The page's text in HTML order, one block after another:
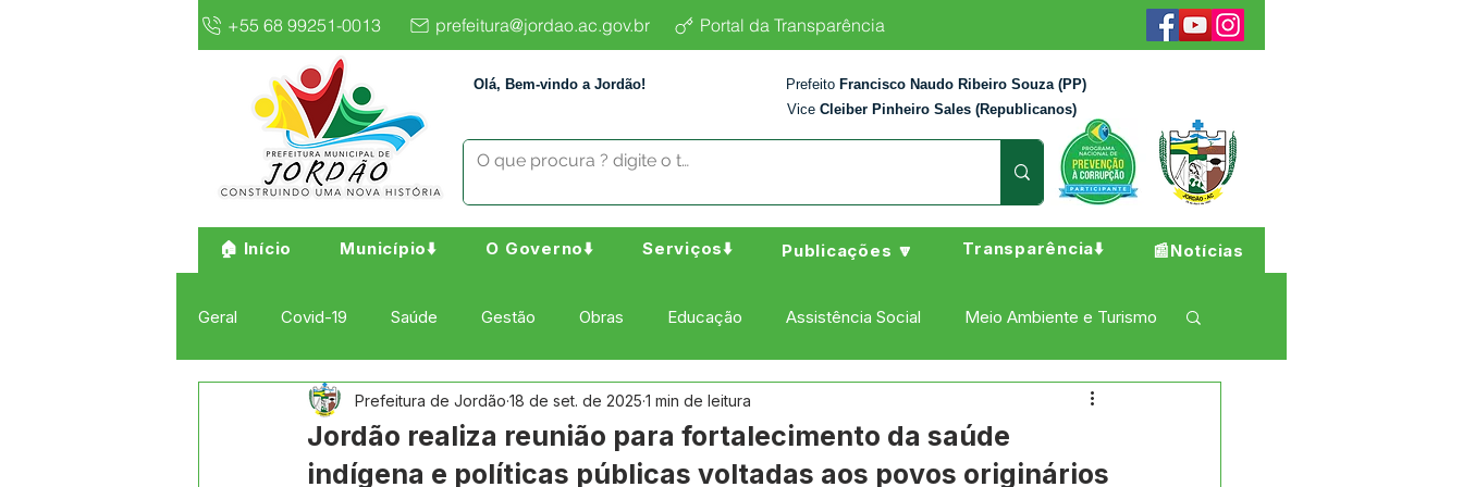
+55 68 99251-0013 prefeitura@jordao.ac.gov.br Portal da Transparência
Olá, Bem-vindo a Jordão! Prefeito Francisco Naudo Ribeiro Souza (PP)
Vice Cleiber Pinheiro Sales (Republicanos)
🏠 Início Município⬇️ O Governo⬇️ Serviços⬇️ Publicações 🔽 Transparência⬇️ 📰Notícias
Geral Covid-19 Saúde Gestão Obras Educação Assistência Social Meio Ambiente e Turismo
Institucional e Governo Cultura Esporte e Lazer Administração e Finanças Campanhas
Jordão realiza reunião para fortalecimento da saúde
indígena e políticas públicas voltadas aos povos originários
Prefeitura de Jordão 18 de set. de 2025 1 min de leitura